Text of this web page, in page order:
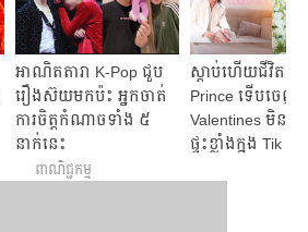
អាណិតតារា K-Pop ជួប
រឿងស៊យមកប៉ះ អ្នកចាត់
ការចិត្តកំណាចទាំង ៥
នាក់នេះ
ស្ដាប់ហើយជីវិតស៊ីជ
Prince ទើបចេញ
Valentines មិនប៉ុន្ម
ផ្ទុះខ្លាំងក្នុង Tik
ពាណិជ្ជកម្ម